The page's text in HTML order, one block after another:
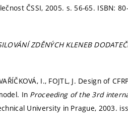
ČSSI, 2005. s. 56-65. ISBN:
ZDĚNÝCH KLENEB
I., FOJTL, J. Design
In Proceeding of the 3rd
University in Prague, 2003.